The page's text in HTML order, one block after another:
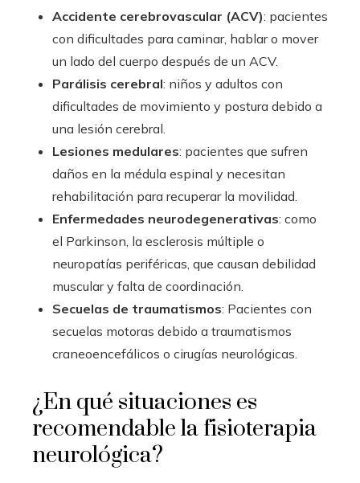
Accidente cerebrovascular (ACV): pacientes
con dificultades para caminar, hablar o mover
un lado del cuerpo después de un ACV.
Parálisis cerebral: niños y adultos con
dificultades de movimiento y postura debido a
una lesión cerebral.
Lesiones medulares: pacientes que sufren
daños en la médula espinal y necesitan
rehabilitación para recuperar la movilidad.
Enfermedades neurodegenerativas: como
el Parkinson, la esclerosis múltiple o
neuropatías periféricas, que causan debilidad
muscular y falta de coordinación.
Secuelas de traumatismos: Pacientes con
secuelas motoras debido a traumatismos
craneoencefálicos o cirugías neurológicas.
¿En qué situaciones es
recomendable la fisioterapia
neurológica?